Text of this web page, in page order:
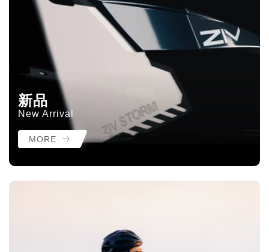
新品
New Arrival
MORE